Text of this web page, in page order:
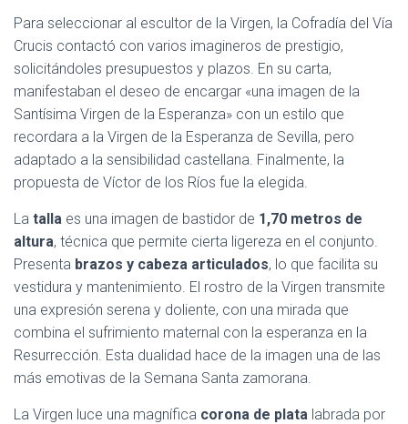
Para seleccionar al escultor de la Virgen, la Cofradía del Vía
Crucis contactó con varios imagineros de prestigio,
solicitándoles presupuestos y plazos. En su carta,
manifestaban el deseo de encargar «una imagen de la
Santísima Virgen de la Esperanza» con un estilo que
recordara a la Virgen de la Esperanza de Sevilla, pero
adaptado a la sensibilidad castellana. Finalmente, la
propuesta de Víctor de los Ríos fue la elegida.
La talla es una imagen de bastidor de 1,70 metros de
altura, técnica que permite cierta ligereza en el conjunto.
Presenta brazos y cabeza articulados, lo que facilita su
vestidura y mantenimiento. El rostro de la Virgen transmite
una expresión serena y doliente, con una mirada que
combina el sufrimiento maternal con la esperanza en la
Resurrección. Esta dualidad hace de la imagen una de las
más emotivas de la Semana Santa zamorana.
La Virgen luce una magnífica corona de plata labrada por